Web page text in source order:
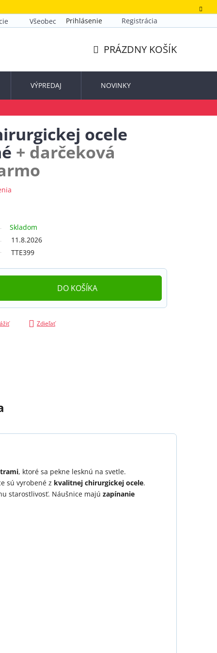
Všeobecné obchodné podmienky
Prihlásenie Registrácia
KOŠÍK
PRÁZDNY KOŠÍK
VÝPREDAJ NOVINKY
ocele
+ darčeková
Skladom
11.8.2026
TTE399
DO KOŠÍKA
Zdieľať
, ktoré sa pekne lesknú na svetle.
sú vyrobené z kvalitnej chirurgickej ocele.
starostlivosť. Náušnice majú zapínanie